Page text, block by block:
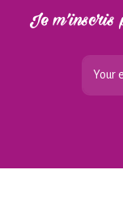
Je